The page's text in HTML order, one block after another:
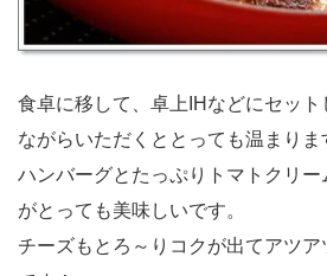
食卓に移して、卓上IHなどにセッ
ながらいただくととっても温まりま
ハンバーグとたっぷりトマトクリ
がとっても美味しいです。
チーズもとろ～りコクが出てアツ